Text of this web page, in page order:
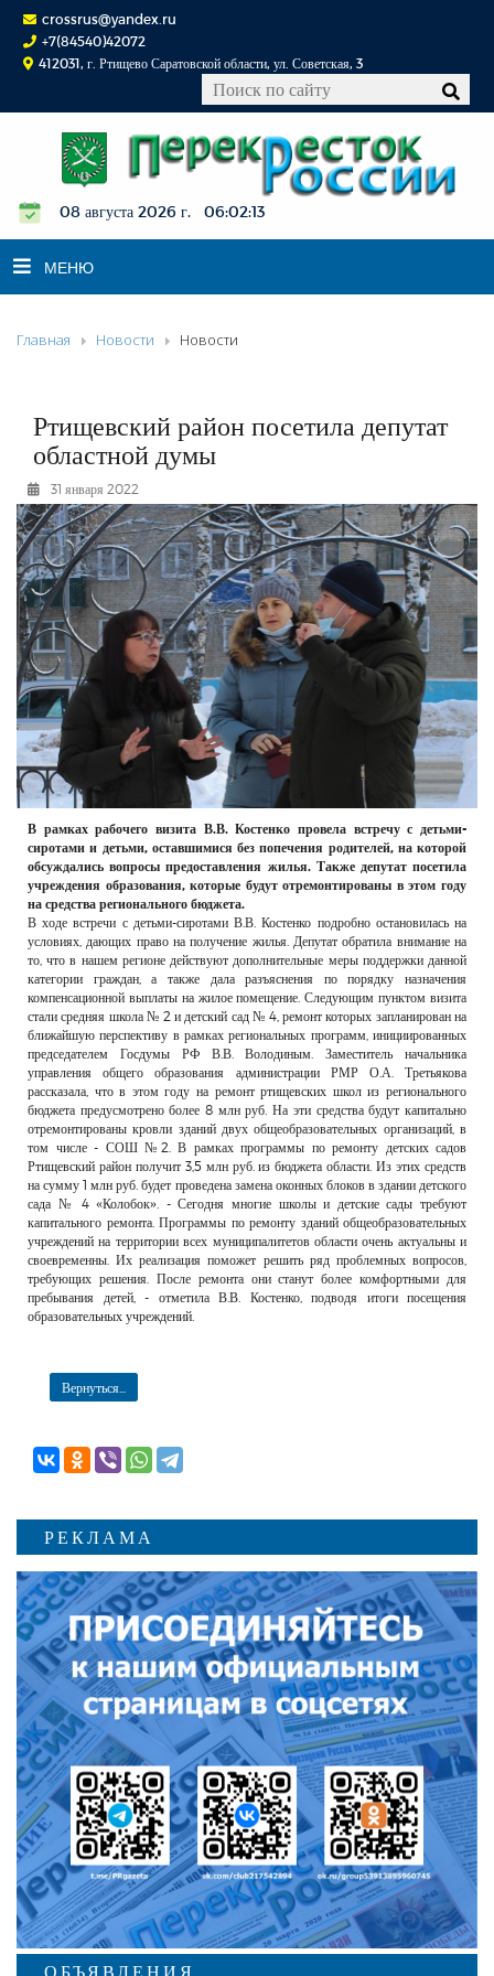
crossrus@yandex.ru
+7(84540)42072
412031, г. Ртищево Саратовской области, ул. Советская, 3
08 августа 2026 г. 06:02:13
МЕНЮ
НОВОСТИ
К СВЕДЕНИЮ
КОНКУРСЫ
ФОТОРЕПОРТАЖИ
РЕКЛАМОДАТЕЛЯМ
ОБЪЯВЛЕНИЯ
КОНТАКТЫ
Главная Новости Новости
Ртищевский район посетила депутат
областной думы
31 января 2022
В рамках рабочего визита В.В. Костенко провела встречу с детьми-
сиротами и детьми, оставшимися без попечения родителей, на которой
обсуждались вопросы предоставления жилья. Также депутат посетила
учреждения образования, которые будут отремонтированы в этом году
на средства регионального бюджета.
В ходе встречи с детьми-сиротами В.В. Костенко подробно остановилась на
условиях, дающих право на получение жилья. Депутат обратила внимание на
то, что в нашем регионе действуют дополнительные меры поддержки данной
категории граждан, а также дала разъяснения по порядку назначения
компенсационной выплаты на жилое помещение. Следующим пунктом визита
стали средняя школа № 2 и детский сад № 4, ремонт которых запланирован на
ближайшую перспективу в рамках региональных программ, инициированных
председателем Госдумы РФ В.В. Володиным. Заместитель начальника
управления общего образования администрации РМР О.А. Третьякова
рассказала, что в этом году на ремонт ртищевских школ из регионального
бюджета предусмотрено более 8 млн руб. На эти средства будут капитально
отремонтированы кровли зданий двух общеобразовательных организаций, в
том числе - СОШ №2. В рамках программы по ремонту детских садов
Ртищевский район получит 3,5 млн руб. из бюджета области. Из этих средств
на сумму 1 млн руб. будет проведена замена оконных блоков в здании детского
сада № 4 «Колобок». - Сегодня многие школы и детские сады требуют
капитального ремонта. Программы по ремонту зданий общеобразовательных
учреждений на территории всех муниципалитетов области очень актуальны и
своевременны. Их реализация поможет решить ряд проблемных вопросов,
требующих решения. После ремонта они станут более комфортными для
пребывания детей, - отметила В.В. Костенко, подводя итоги посещения
образовательных учреждений.
Вернуться...
РЕКЛАМА
ОБЪЯВЛЕНИЯ